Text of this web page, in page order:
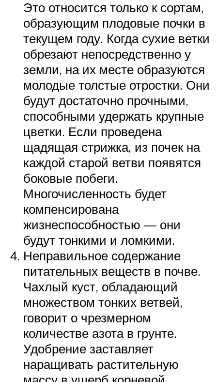
Это относится только к сортам,
образующим плодовые почки в
текущем году. Когда сухие ветки
обрезают непосредственно у
земли, на их месте образуются
молодые толстые отростки. Они
будут достаточно прочными,
способными удержать крупные
цветки. Если проведена
щадящая стрижка, из почек на
каждой старой ветви появятся
боковые побеги.
Многочисленность будет
компенсирована
жизнеспособностью — они
будут тонкими и ломкими.
Неправильное содержание
питательных веществ в почве.
Чахлый куст, обладающий
множеством тонких ветвей,
говорит о чрезмерном
количестве азота в грунте.
Удобрение заставляет
наращивать растительную